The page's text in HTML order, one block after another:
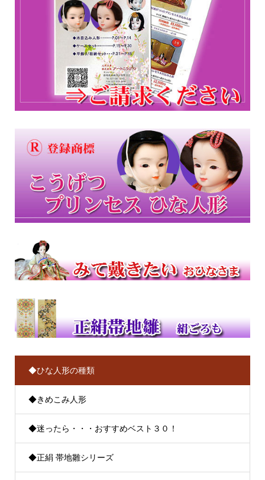
◆ひな人形の種類
◆きめこみ人形
◆迷ったら・・・おすすめベスト３０！
◆正絹 帯地雛シリーズ